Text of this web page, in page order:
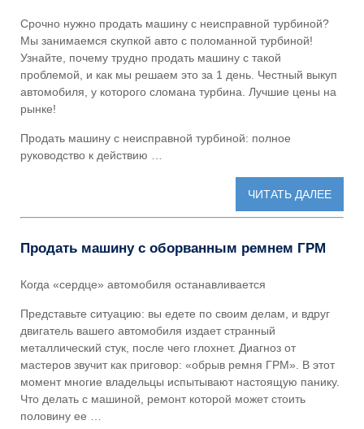
Срочно нужно продать машину с неисправной турбиной?
Мы занимаемся скупкой авто с поломанной турбиной!
Узнайте, почему трудно продать машину с такой
проблемой, и как мы решаем это за 1 день. Честный выкуп
автомобиля, у которого сломана турбина. Лучшие цены на
рынке!
Продать машину с неисправной турбиной: полное
руководство к действию …
ЧИТАТЬ ДАЛЕЕ
Продать машину с оборванным ремнем ГРМ
Когда «сердце» автомобиля останавливается
Представьте ситуацию: вы едете по своим делам, и вдруг
двигатель вашего автомобиля издает странный
металлический стук, после чего глохнет. Диагноз от
мастеров звучит как приговор: «обрыв ремня ГРМ». В этот
момент многие владельцы испытывают настоящую панику.
Что делать с машиной, ремонт которой может стоить
половину ее …